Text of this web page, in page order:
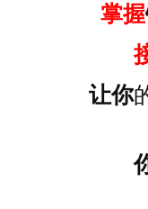
掌握
让你